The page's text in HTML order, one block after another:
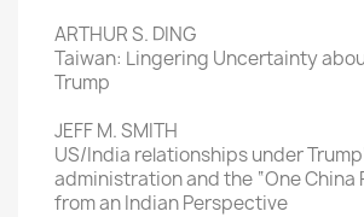
ARTHUR S. DING
Taiwan: Lingering Uncertainty
Trump
JEFF M. SMITH
US/India relationships under
administration and the “One China
from an Indian Perspective